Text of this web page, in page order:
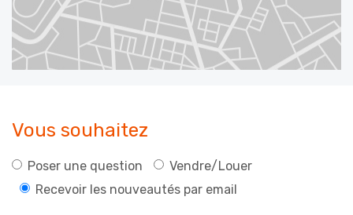
Vous souhaitez
Poser une question
Vendre/Louer
Recevoir les nouveautés par email